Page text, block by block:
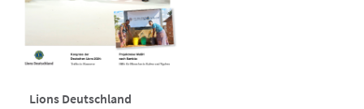
Lions Deutschland